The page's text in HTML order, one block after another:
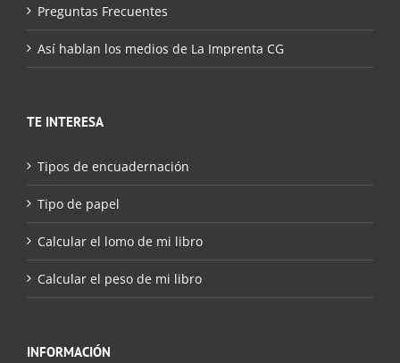
Preguntas Frecuentes
Así hablan los medios de La Imprenta CG
TE INTERESA
Tipos de encuadernación
Tipo de papel
Calcular el lomo de mi libro
Calcular el peso de mi libro
INFORMACIÓN